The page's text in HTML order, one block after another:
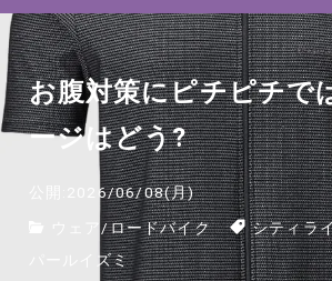
お腹対策にピチピチで
ージはどう?
公開:2026/06/08(月)
/ロードバイク シティラ
パールイズミ